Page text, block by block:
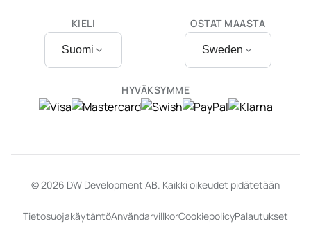
KIELI
Suomi
HYVÄKSYMME
OSTAT MAASTA
Sweden
© 2026 DW Development AB. Kaikki oikeudet pidätetään
TietosuojakäytäntöAnvändarvillkorCookiepolicyPalautukset